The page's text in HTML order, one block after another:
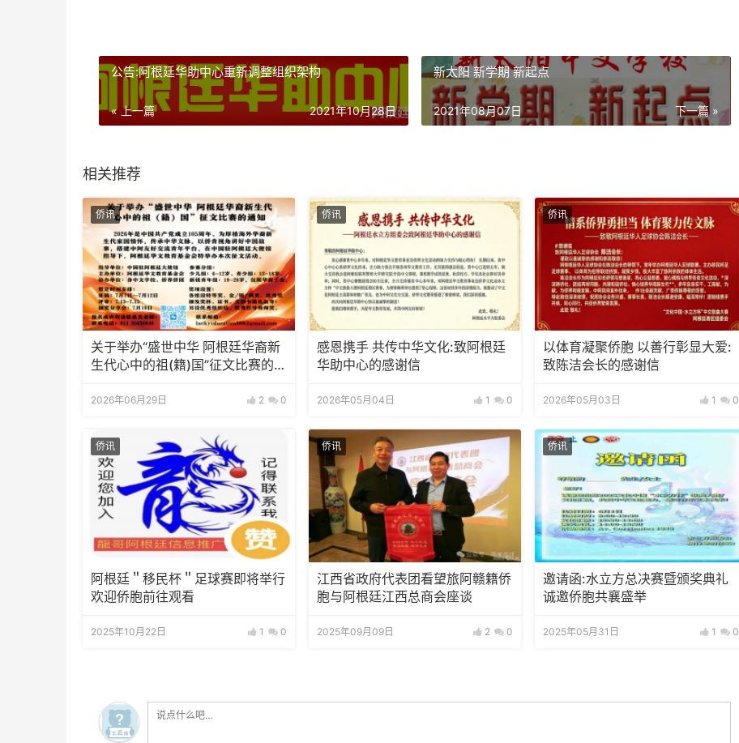
公告:阿根廷华助中心重新调整组织架构
« 上一篇 2021年10月28日
新太阳 新学期 新起点
下一篇 »
2021年08月07日
相关推荐
侨讯
关于举办“盛世中华 阿根廷华裔新
生代心中的祖(籍)国”征文比赛的通
2026年06月29日 2 0
侨讯
感恩携手 共传中华文化:致阿根廷
华助中心的感谢信
2026年05月04日 1 0
侨讯
以体育凝聚侨胞 以善行彰显大爱:
致陈洁会长的感谢信
2026年05月03日 1 0
侨讯
阿根廷＂移民杯＂足球赛即将举行
欢迎侨胞前往观看
2025年10月22日 1 0
侨讯
江西省政府代表团看望旅阿赣籍侨
胞与阿根廷江西总商会座谈
2025年09月09日 2 0
侨讯
邀请函:水立方总决赛暨颁奖典礼
诚邀侨胞共襄盛举
2025年05月31日 1 0